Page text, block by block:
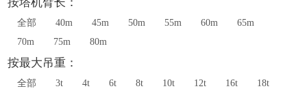
全部 40m 45m 50m 55m 60m
65m
70m
75m 80m
按最大吊重：
全部 3t 4t 6t 8t 10t 12t 16t
18t